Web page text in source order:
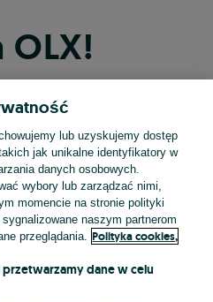
przez Facebooka
przez konto Apple
konto Google
LUB
lub uzyskujemy dostęp
jak unikalne identyfikatory w
danych osobowych.
wybory lub zarządzać nimi,
momencie na stronie polityki
naszym partnerom
przeglądania.
Polityka cookies,
dane w celu